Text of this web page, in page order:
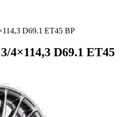
D69.1 ET45 BP
4×114,3 D69.1 ET45